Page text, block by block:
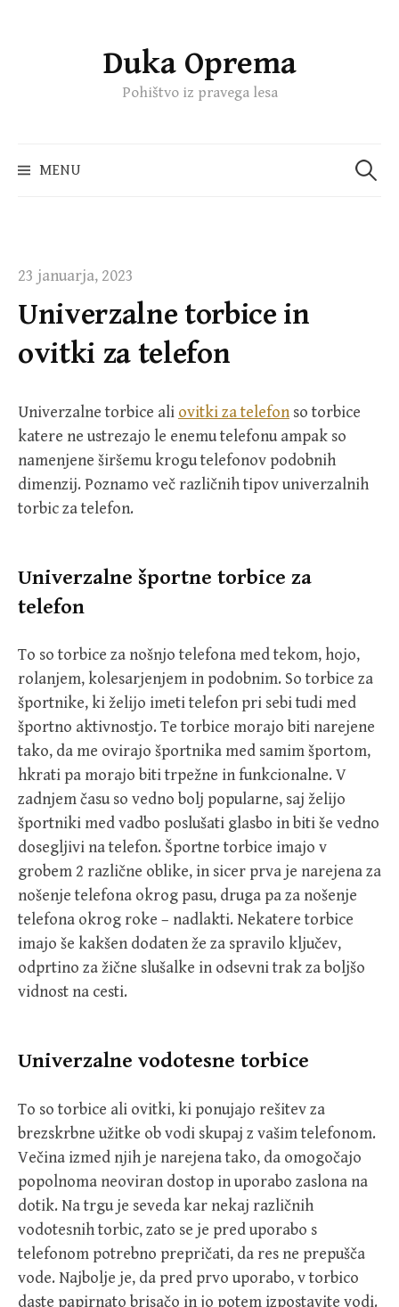
Duka Oprema
Pohištvo iz pravega lesa
MENU
23 januarja, 2023
Univerzalne torbice in
ovitki za telefon
Univerzalne torbice ali ovitki za telefonso torbice
katere ne ustrezajo le enemu telefonu ampak so
namenjene širšemu krogu telefonov podobnih
dimenzij. Poznamo več različnih tipov univerzalnih
torbic za telefon.
Univerzalne športne torbice za
telefon
To so torbice za nošnjo telefona med tekom, hojo,
rolanjem, kolesarjenjem in podobnim. So torbice za
športnike, ki želijo imeti telefon pri sebi tudi med
športno aktivnostjo. Te torbice morajo biti narejene
tako, da me ovirajo športnika med samim športom,
hkrati pa morajo biti trpežne in funkcionalne. V
zadnjem času so vedno bolj popularne, saj želijo
športniki med vadbo poslušati glasbo in biti še vedno
dosegljivi na telefon. Športne torbice imajo v
grobem 2 različne oblike, in sicer prva je narejena za
nošenje telefona okrog pasu, druga pa za nošenje
telefona okrog roke – nadlakti. Nekatere torbice
imajo še kakšen dodaten že za spravilo ključev,
odprtino za žične slušalke in odsevni trak za boljšo
vidnost na cesti.
Univerzalne vodotesne torbice
To so torbice ali ovitki, ki ponujajo rešitev za
brezskrbne užitke ob vodi skupaj z vašim telefonom.
Večina izmed njih je narejena tako, da omogočajo
popolnoma neoviran dostop in uporabo zaslona na
dotik. Na trgu je seveda kar nekaj različnih
vodotesnih torbic, zato se je pred uporabo s
telefonom potrebno prepričati, da res ne prepušča
vode. Najbolje je, da pred prvo uporabo, v torbico
daste papirnato brisačo in jo potem izpostavite vodi.